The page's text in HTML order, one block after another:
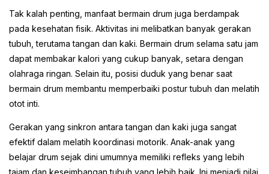
Tak kalah penting, manfaat bermain drum juga berdampak
pada kesehatan fisik. Aktivitas ini melibatkan banyak gerakan
tubuh, terutama tangan dan kaki. Bermain drum selama satu jam
dapat membakar kalori yang cukup banyak, setara dengan
olahraga ringan. Selain itu, posisi duduk yang benar saat
bermain drum membantu memperbaiki postur tubuh dan melatih
otot inti.
Gerakan yang sinkron antara tangan dan kaki juga sangat
efektif dalam melatih koordinasi motorik. Anak-anak yang
belajar drum sejak dini umumnya memiliki refleks yang lebih
tajam dan keseimbangan tubuh yang lebih baik. Ini menjadi nilai